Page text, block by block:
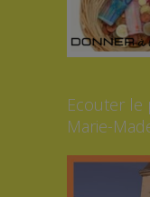
Ecouter le
Marie-